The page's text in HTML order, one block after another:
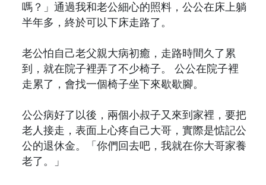
嗎？」通過我和老公細心的照料，公公在床上躺
半年多，終於可以下床走路了。
老公怕自己老父親大病初癒，走路時間久了累
到，就在院子裡弄了不少椅子。 公公在院子裡
走累了，會找一個椅子坐下來歇歇腳。
公公病好了以後，兩個小叔子又來到家裡，要把
老人接走，表面上心疼自己大哥，實際是惦記公
公的退休金。「你們回去吧，我就在你大哥家養
老了。」